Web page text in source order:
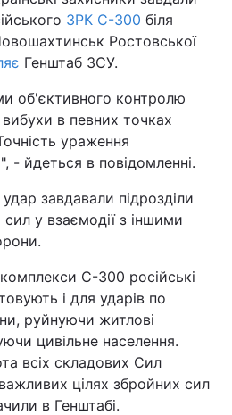
Війна
Політика
Світ
Наука
Інциденти
Погода
Регіони
ЗРК С-300 біля
Ростовської
Генштаб ЗСУ.
об'єктивного контролю
вибухи в певних точках
ураження
- йдеться в повідомленні.
завдавали підрозділи
у взаємодії з іншими
С-300 російські
і для ударів по
руйнуючи житлові
цивільне населення.
всіх складових Сил
цілях збройних сил
в Генштабі.